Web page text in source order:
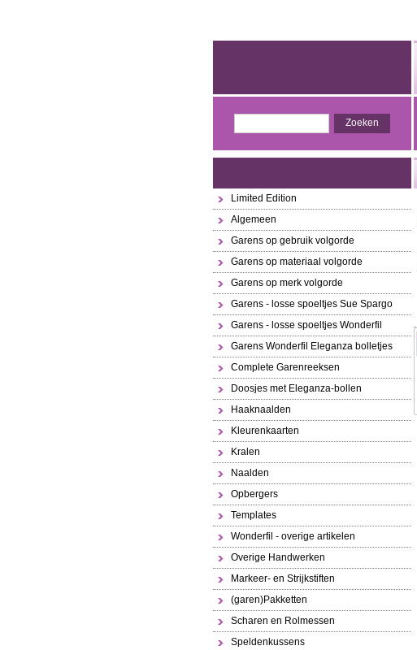
Limited Edition
Algemeen
Garens op gebruik volgorde
Garens op materiaal volgorde
Garens op merk volgorde
Garens - losse spoeltjes Sue Spargo
Garens - losse spoeltjes Wonderfil
Garens Wonderfil Eleganza bolletjes
Complete Garenreeksen
Doosjes met Eleganza-bollen
Haaknaalden
Kleurenkaarten
Kralen
Naalden
Opbergers
Templates
Wonderfil - overige artikelen
Overige Handwerken
Markeer- en Strijkstiften
(garen)Pakketten
Scharen en Rolmessen
Speldenkussens